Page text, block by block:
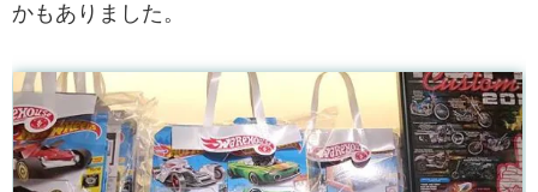
かもありました。